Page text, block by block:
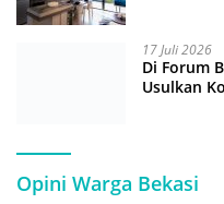
17 Juli 2026
Di Forum
Usulkan
Opini Warga Bekasi